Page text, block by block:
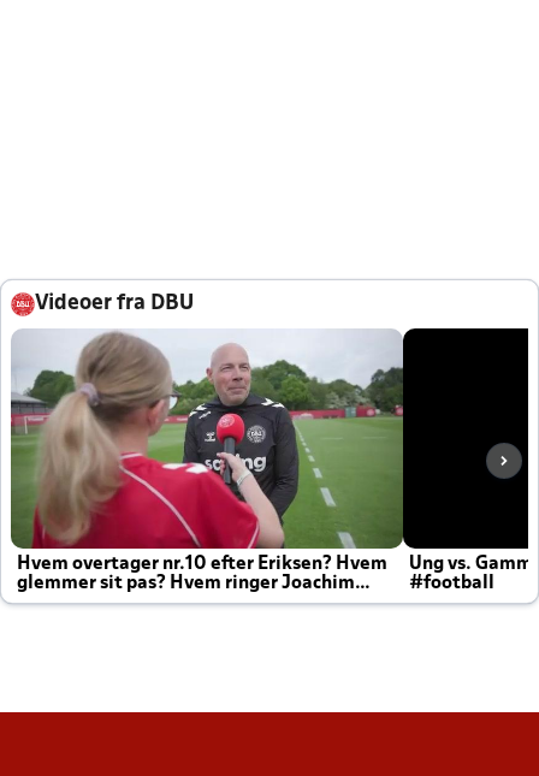
Videoer fra DBU
Hvem overtager nr.10 efter Eriksen? Hvem
glemmer sit pas? Hvem ringer Joachim
altid til efter kampe?
Ung vs.
#football